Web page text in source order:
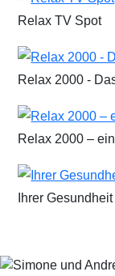
Relax TV Spot
Relax 2000 -
Relax 2000 –
Ihrer